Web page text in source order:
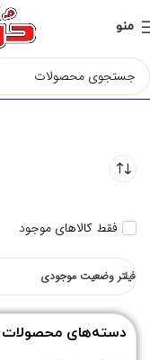
منو
فقط کالاهای موجود
فیلتر وضعیت موجودی
دسته‌های محصولات